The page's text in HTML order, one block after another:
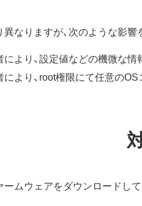
なりますが、次のような影響
より、設定値などの機微な情
より、root権限にて任意のOS
ムウェアをダウンロードして